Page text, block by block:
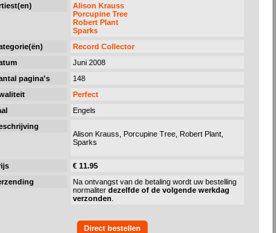
Alison Krauss
Porcupine Tree
Robert Plant
Sparks
Record Collector
Juni 2008
pagina's
148
Perfect
Engels
Alison Krauss, Porcupine Tree, Robert Plant,
Sparks
€ 11.95
Na ontvangst van de betaling wordt uw bestelling
normaliter dezelfde of de volgende werkdag
verzonden
Direct bestellen